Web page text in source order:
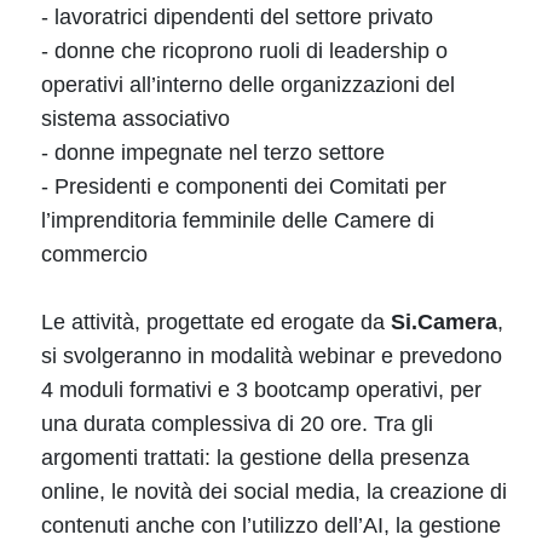
- lavoratrici dipendenti del settore privato
- donne che ricoprono ruoli di leadership o
operativi all’interno delle organizzazioni del
sistema associativo
- donne impegnate nel terzo settore
- Presidenti e componenti dei Comitati per
l’imprenditoria femminile delle Camere di
commercio
Le attività, progettate ed erogate da Si.Camera,
si svolgeranno in modalità webinar e prevedono
4 moduli formativi e 3 bootcamp operativi, per
una durata complessiva di 20 ore. Tra gli
argomenti trattati: la gestione della presenza
online, le novità dei social media, la creazione di
contenuti anche con l’utilizzo dell’AI, la gestione